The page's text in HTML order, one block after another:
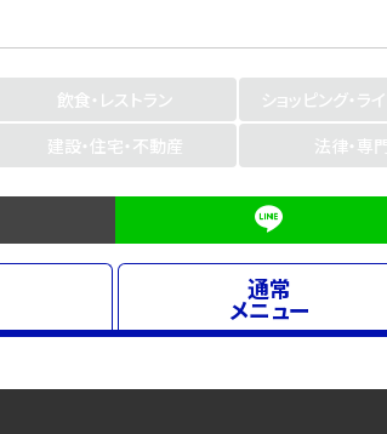
飲食・レストラン
ショッピング・ラ
建設・住宅・不動産 法律・専
通常
メニュー